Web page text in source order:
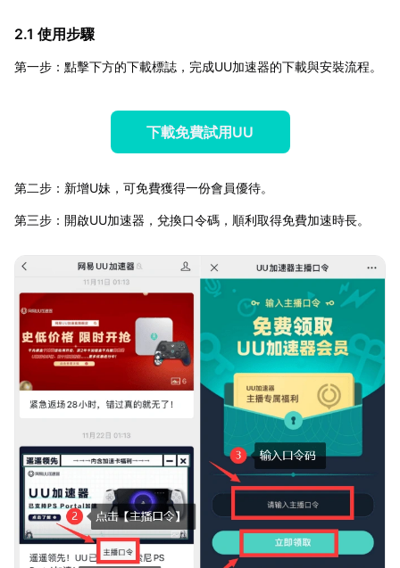
2.1 使用步驟
第一步：點擊下方的下載標誌，完成UU加速器的下載與安裝流程。
下載免費試用UU
第二步：新增U妹，可免費獲得一份會員優待。
第三步：開啟UU加速器，兌換口令碼，順利取得免費加速時長。